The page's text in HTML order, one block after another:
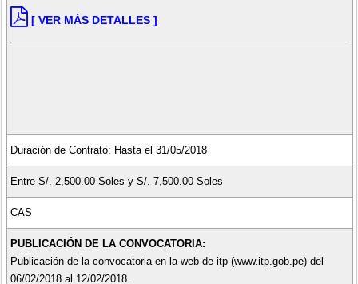
[ VER MÁS DETALLES ]
Duración de Contrato: Hasta el 31/05/2018
Entre S/. 2,500.00 Soles y S/. 7,500.00 Soles
CAS
PUBLICACIÓN DE LA CONVOCATORIA:
Publicación de la convocatoria en la web de itp (www.itp.gob.pe) del
06/02/2018 al 12/02/2018.